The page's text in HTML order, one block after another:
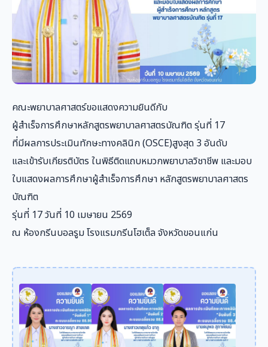
คณะพยาบาลศาสตร์ขอแสดงความยินดีกับ
ผู้สำเร็จการศึกษาหลักสูตรพยาบาลศาสตรบัณฑิต รุ่นที่ 17
ที่มีผลการประเมินทักษะทางคลินิก (OSCE)สูงสุด 3 อันดับ
และเข้ารับเกียรติบัตร ในพิธีติดแถบหมวกพยาบาลวิชาชีพ และมอบ
ใบแสดงผลการศึกษาผู้สำเร็จการศึกษา หลักสูตรพยาบาลศาสตร
บัณฑิต
รุ่นที่ 17 วันที่ 10 เมษายน 2569
ณ ห้องกรีนบอลรูม โรงแรมกรีนโฮเต็ล จังหวัดขอนแก่น